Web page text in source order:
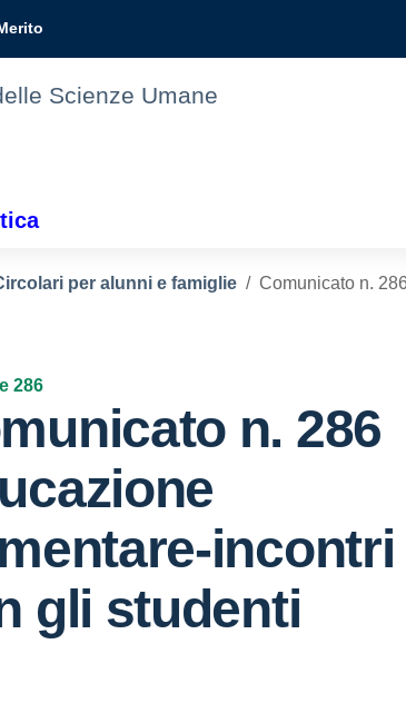
Scienze Umane
per alunni e famiglie Comunicato n.
286
n. 286
incontri
gli studenti